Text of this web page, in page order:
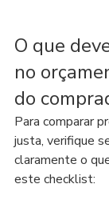
O que
no
do
Para comparar
justa, verifique
claramente o
este checklist: